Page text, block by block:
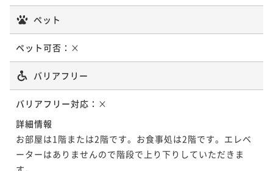
ペット
ペット可否： ×
バリアフリー
バリアフリー対応： ×
詳細情報
お部屋は1階または2階です。お食事処は2階です。エレベ
ーターはありませんので階段で上り下りしていただきま